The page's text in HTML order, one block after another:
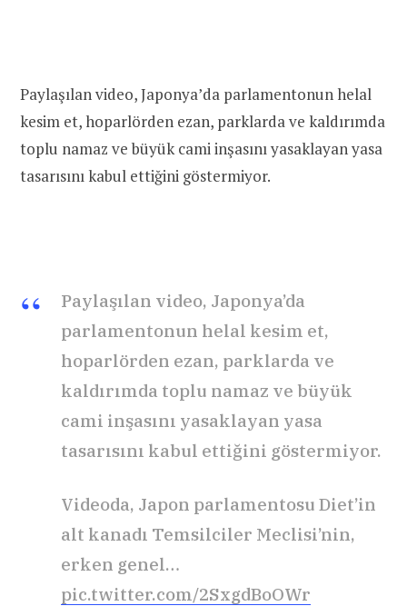
Paylaşılan video, Japonya’da parlamentonun helal
kesim et, hoparlörden ezan, parklarda ve kaldırımda
toplu namaz ve büyük cami inşasını yasaklayan yasa
tasarısını kabul ettiğini göstermiyor.
Paylaşılan video, Japonya’da
parlamentonun helal kesim et,
hoparlörden ezan, parklarda ve
kaldırımda toplu namaz ve büyük
cami inşasını yasaklayan yasa
tasarısını kabul ettiğini göstermiyor.
Videoda, Japon parlamentosu Diet’in
alt kanadı Temsilciler Meclisi’nin,
erken genel…
pic.twitter.com/2SxgdBoOWr